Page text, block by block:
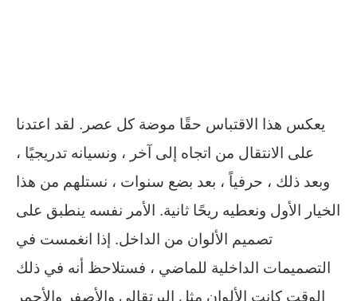
يعكس هذا الاقتباس حقًا موضة كل عصر. لقد اعتدنا
على الانتقال من اتجاه إلى آخر ، ونسيانه تدريجيًا ،
وبعد ذلك ، حرفياً ، بعد بضع سنوات ، نستلهم من هذا
الخيار الأول ونعطيه ريحًا ثانية. الأمر نفسه ينطبق على
تصميم الألوان من الداخل. إذا انغمست في
التصميمات الداخلية للماضي ، فستلاحظ أنه في ذلك
الوقت كانت الألوان مثل البرتقالي والأصفر والأحمر